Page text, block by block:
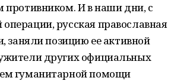
противником. И в наши дни, с
русская православная
заняли позицию ее активной
других официальных
гуманитарной помощи